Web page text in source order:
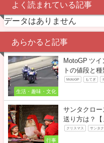
よく読まれている記事
データはありません
あらかると記事
生活・趣味・文化
MotoGP ツ
トの値段と種
MotoGP もてぎ
行事
サンタクロー
送り方は？【
クリスマス サンタク